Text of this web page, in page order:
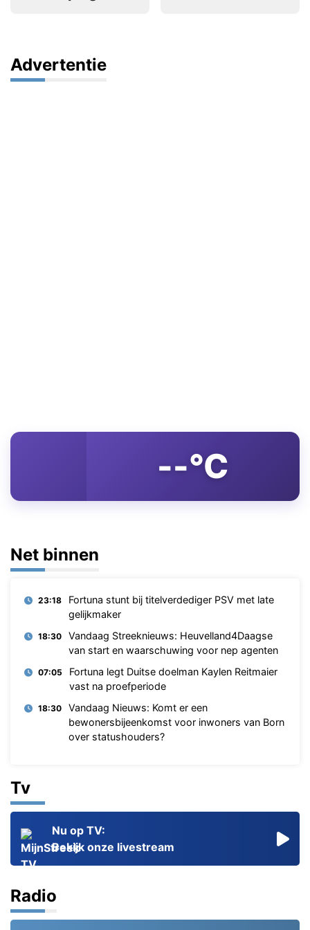
Advertentie
--°C
Net binnen
23:18
Fortuna stunt bij titelverdediger PSV met late
gelijkmaker
18:30
Vandaag Streeknieuws: Heuvelland4Daagse
van start en waarschuwing voor nep agenten
07:05
Fortuna legt Duitse doelman Kaylen Reitmaier
vast na proefperiode
18:30
Vandaag Nieuws: Komt er een
bewonersbijeenkomst voor inwoners van Born
over statushouders?
Tv
Nu op TV:
Bekijk onze livestream
Radio